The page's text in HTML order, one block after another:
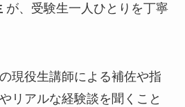
が、受験生一人ひとりを丁寧
現役生講師による補佐や指
リアルな経験談を聞くこと